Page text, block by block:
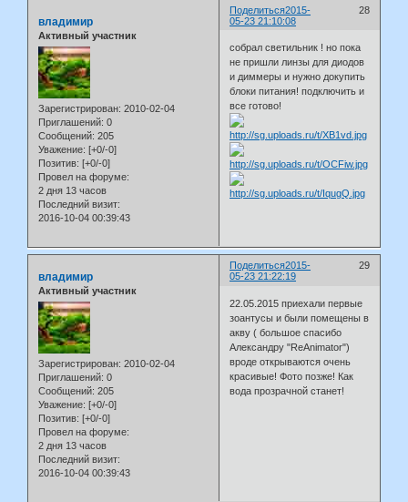
Поделиться 28
2015-
05-23 21:10:08
владимир
Активный участник
Зарегистрирован: 2010-02-04
Приглашений: 0
Сообщений: 205
Уважение: [+0/-0]
Позитив: [+0/-0]
Провел на форуме:
2 дня 13 часов
Последний визит:
2016-10-04 00:39:43
собрал светильник ! но пока
не пришли линзы для диодов
и диммеры и нужно докупить
блоки питания! подключить и
все готово!
Поделиться 29
2015-
05-23 21:22:19
владимир
Активный участник
Зарегистрирован: 2010-02-04
Приглашений: 0
Сообщений: 205
Уважение: [+0/-0]
Позитив: [+0/-0]
Провел на форуме:
2 дня 13 часов
Последний визит:
2016-10-04 00:39:43
22.05.2015 приехали первые
зоантусы и были помещены в
акву ( большое спасибо
Александру "ReAnimator")
вроде открываются очень
красивые! Фото позже! Как
вода прозрачной станет!